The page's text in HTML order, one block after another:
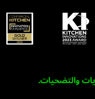
والتضحيات.